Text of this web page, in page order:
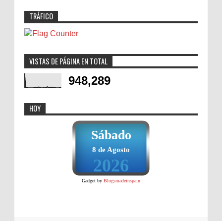
TRÁFICO
VISTAS DE PÁGINA EN TOTAL
948,289
HOY
Sábado
8 de Agosto
2026
Gadget by Blogsmadeinspain